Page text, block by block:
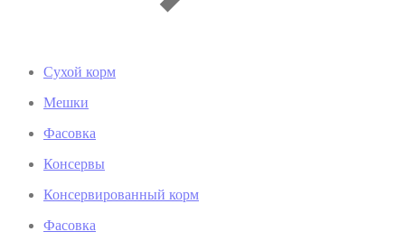
Сухой корм
Мешки
Фасовка
Консервы
Консервированный корм
Фасовка